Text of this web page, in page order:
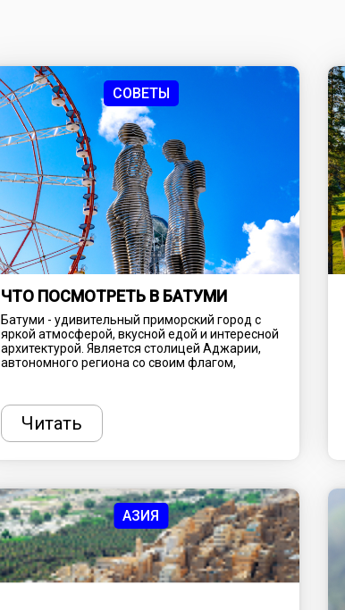
СОВЕТЫ
ЧТО ПОСМОТРЕТЬ В БАТУМИ
Батуми - удивительный приморский город с
яркой атмосферой, вкусной едой и интересной
архитектурой. Является столицей Аджарии,
автономного региона со своим флагом,
изысканной кухней. Береговая линия с
разноцветной галькой, роскошные внутренние
высокогорья и теплый влажный климат
Это одно из лучших мест для отпуска в стране,
мира. Рассказываем, что здесь посмотреть,
куда сходить и чем заняться.
Читать
АЗИЯ